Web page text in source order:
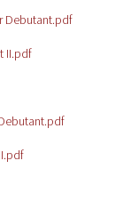
Debutant.pdf
II.pdf